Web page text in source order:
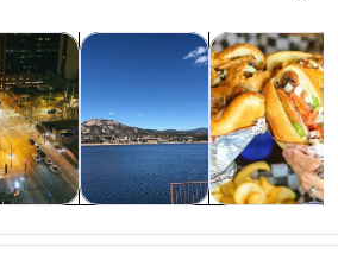
un díaSe abrirá en una nueva pestaña
e historiaSe abrirá en una nueva
actividades al
Aventura y actividades al aire
bebidas y vida
Alimentos,